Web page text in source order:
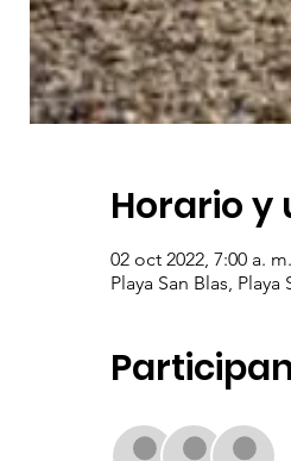
Horario y
02 oct 2022, 7:00 a.
Playa San Blas, Playa